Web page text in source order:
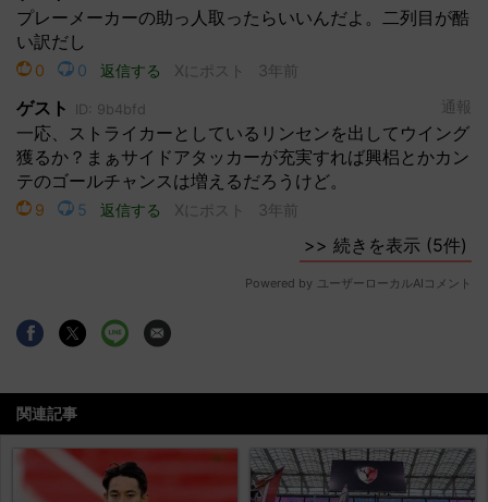
関連記事